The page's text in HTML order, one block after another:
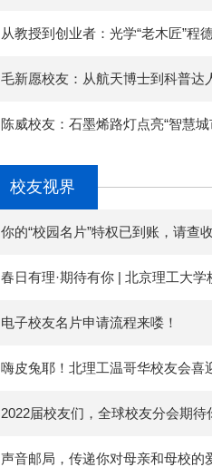
从教授到创业者：光学“老木匠”程
毛新愿校友：从航天博士到科普达
陈威校友：石墨烯路灯点亮“智慧城
校友视界
你的“校园名片”特权已到账，请查收
春日有理·期待有你 | 北京理工大学
电子校友名片申请流程来喽！
嗨皮兔耶！北理工温哥华校友会喜
2022届校友们，全球校友分会期待
声音邮局，传递你对母亲和母校的